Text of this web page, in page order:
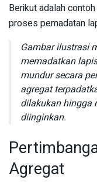
Berikut adalah
proses pemadatan
Gambar ilustrasi
memadatkan
mundur secara
agregat
dilakukan hingga
diinginkan.
Agregat